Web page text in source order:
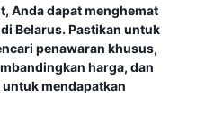
Anda dapat menghemat
Belarus. Pastikan untuk
penawaran khusus,
harga, dan
mendapatkan